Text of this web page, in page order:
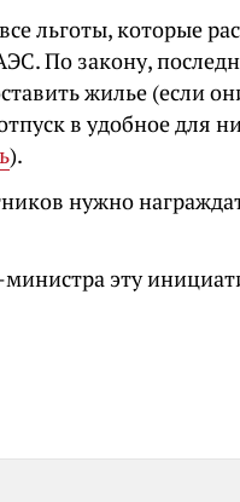
льготы, которые
По закону,
жилье (если
в удобное для
).
нужно
эту